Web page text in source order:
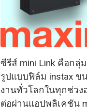
ซีรีส์ mini Link คือก
รูปแบบฟิล์ม instax ข
งานทั่วโลกในทุกช่วง
ต่อผ่านแอปพลิเคชัน